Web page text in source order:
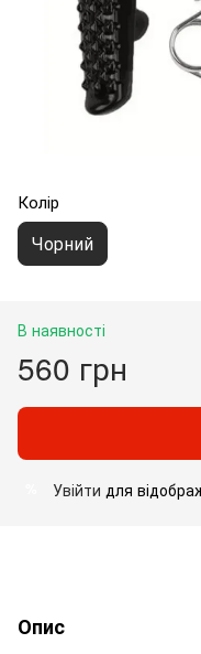
Колір
Чорний
В наявності
560 грн
Увійти для
Опис